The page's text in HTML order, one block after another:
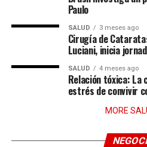
Paulo
SALUD 3 meses ago
Cirugía de
Luciani, inicia
SALUD 4 meses ago
Relación tóxica: La
estrés de convivir
MORE